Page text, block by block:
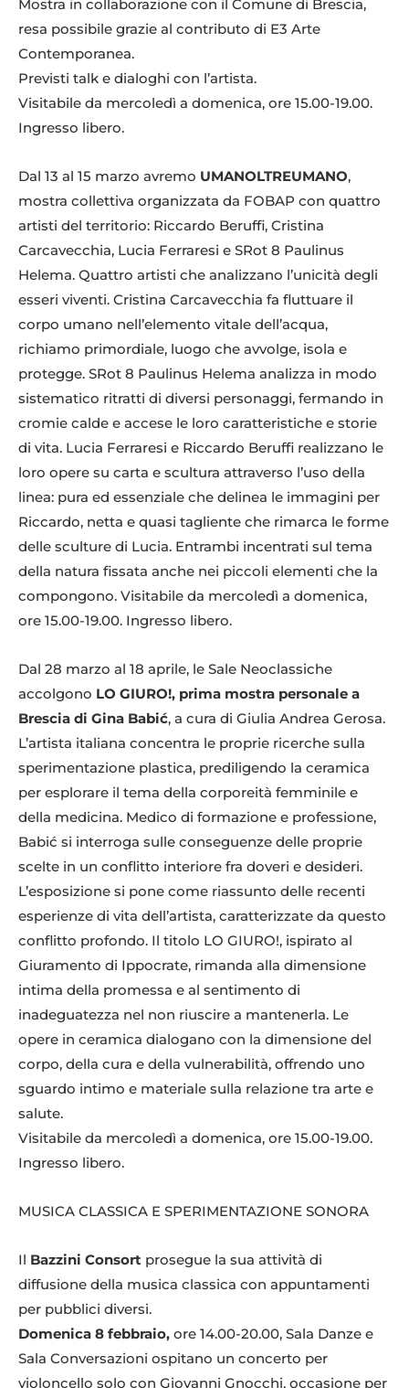
Mostra in collaborazione con il Comune di Brescia,
resa possibile grazie al contributo di E3 Arte
Contemporanea.
Previsti talk e dialoghi con l’artista.
Visitabile da mercoledì a domenica, ore 15.00-19.00.
Ingresso libero.
Dal 13 al 15 marzo avremo UMANOLTREUMANO,
mostra collettiva organizzata da FOBAP con quattro
artisti del territorio: Riccardo Beruffi, Cristina
Carcavecchia, Lucia Ferraresi e SRot 8 Paulinus
Helema. Quattro artisti che analizzano l’unicità degli
esseri viventi. Cristina Carcavecchia fa fluttuare il
corpo umano nell’elemento vitale dell’acqua,
richiamo primordiale, luogo che avvolge, isola e
protegge. SRot 8 Paulinus Helema analizza in modo
sistematico ritratti di diversi personaggi, fermando in
cromie calde e accese le loro caratteristiche e storie
di vita. Lucia Ferraresi e Riccardo Beruffi realizzano le
loro opere su carta e scultura attraverso l’uso della
linea: pura ed essenziale che delinea le immagini per
Riccardo, netta e quasi tagliente che rimarca le forme
delle sculture di Lucia. Entrambi incentrati sul tema
della natura fissata anche nei piccoli elementi che la
compongono. Visitabile da mercoledì a domenica,
ore 15.00-19.00. Ingresso libero.
Dal 28 marzo al 18 aprile, le Sale Neoclassiche
accolgono LO GIURO!, prima mostra personale a
Brescia di Gina Babić, a cura di Giulia Andrea Gerosa.
L’artista italiana concentra le proprie ricerche sulla
sperimentazione plastica, prediligendo la ceramica
per esplorare il tema della corporeità femminile e
della medicina. Medico di formazione e professione,
Babić si interroga sulle conseguenze delle proprie
scelte in un conflitto interiore fra doveri e desideri.
L’esposizione si pone come riassunto delle recenti
esperienze di vita dell’artista, caratterizzate da questo
conflitto profondo. Il titolo LO GIURO!, ispirato al
Giuramento di Ippocrate, rimanda alla dimensione
intima della promessa e al sentimento di
inadeguatezza nel non riuscire a mantenerla. Le
opere in ceramica dialogano con la dimensione del
corpo, della cura e della vulnerabilità, offrendo uno
sguardo intimo e materiale sulla relazione tra arte e
salute.
Visitabile da mercoledì a domenica, ore 15.00-19.00.
Ingresso libero.
MUSICA CLASSICA E SPERIMENTAZIONE SONORA
Il Bazzini Consort prosegue la sua attività di
diffusione della musica classica con appuntamenti
per pubblici diversi.
Domenica 8 febbraio, ore 14.00-20.00, Sala Danze e
Sala Conversazioni ospitano un concerto per
violoncello solo con Giovanni Gnocchi, occasione per